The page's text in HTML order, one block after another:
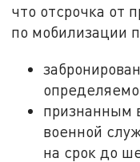
что отсрочка от
по мобилизации
признанным
военной
на срок до